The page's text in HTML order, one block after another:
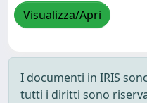
Visualizza/Apri
I documenti in IRIS
tutti i diritti sono